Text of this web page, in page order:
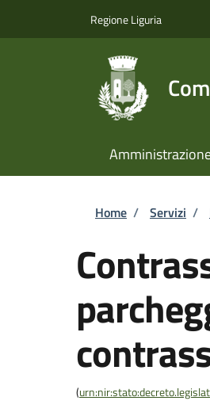
Regione Liguria
Briciole
Home / Servizi /
(